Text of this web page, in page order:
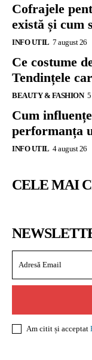
Cofrajele
există și cum
INFO UTIL 7 august 26
Ce costume
Tendințele
BEAUTY & FASHION
Cum
performanța
INFO UTIL 4 august 26
CELE MAI
Am citit și acceptat